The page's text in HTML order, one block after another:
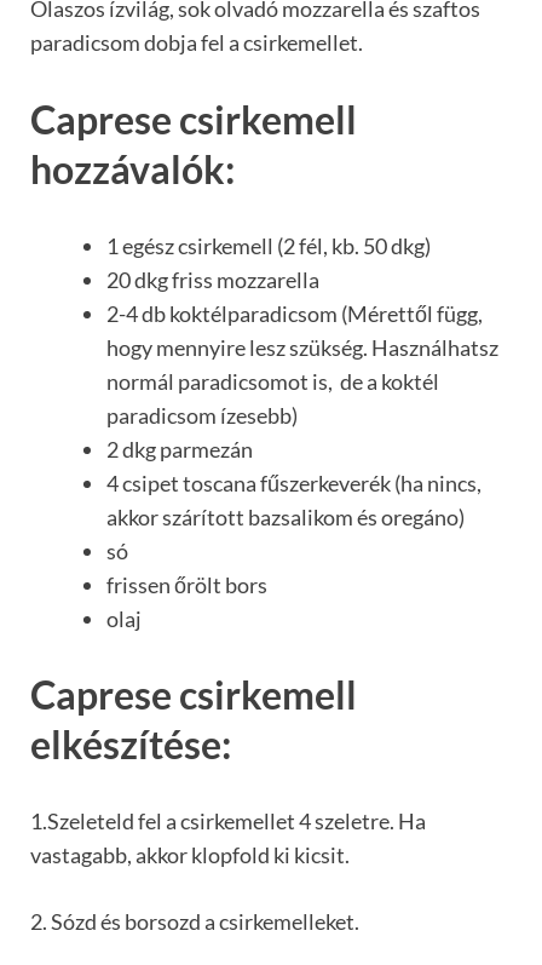
Olaszos ízvilág, sok olvadó mozzarella és szaftos
paradicsom dobja fel a csirkemellet.
Caprese csirkemell
hozzávalók:
1 egész csirkemell (2 fél, kb. 50 dkg)
20 dkg friss mozzarella
2-4 db koktélparadicsom (Mérettől függ,
hogy mennyire lesz szükség. Használhatsz
normál paradicsomot is, de a koktél
paradicsom ízesebb)
2 dkg parmezán
4 csipet toscana fűszerkeverék (ha nincs,
akkor szárított bazsalikom és oregáno)
só
frissen őrölt bors
olaj
Caprese csirkemell
elkészítése:
1.Szeleteld fel a csirkemellet 4 szeletre. Ha
vastagabb, akkor klopfold ki kicsit.
2. Sózd és borsozd a csirkemelleket.